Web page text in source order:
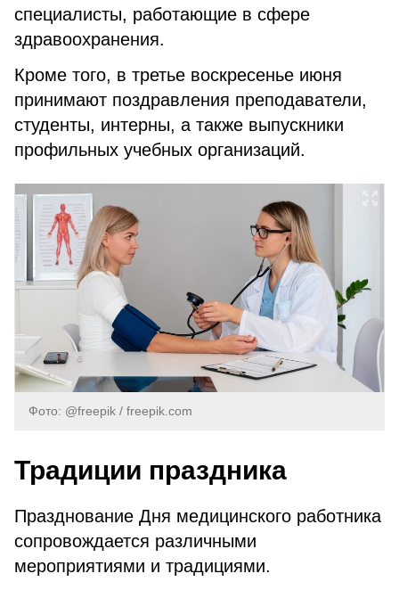
специалисты, работающие в сфере
здравоохранения.
Кроме того, в третье воскресенье июня
принимают поздравления преподаватели,
студенты, интерны, а также выпускники
профильных учебных организаций.
Фото: @freepik / freepik.com
Традиции праздника
Празднование Дня медицинского работника
сопровождается различными
мероприятиями и традициями.